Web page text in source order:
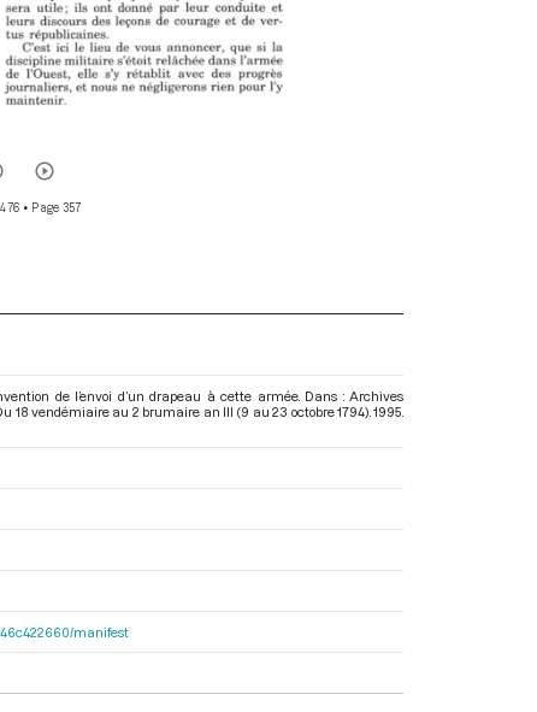
• Page 357
de l’envoi d’un drapeau à cette armée. Dans : Archives
18 vendémiaire au 2 brumaire an III (9 au 23 octobre 1794) . 1995.
manifest